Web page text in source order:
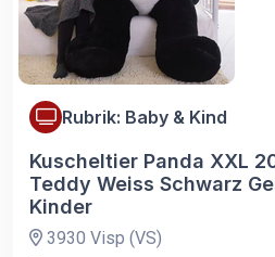
Rubrik: Baby & Kind
Kuscheltier Panda XXL
Teddy Weiss Schwarz
Kinder
3930 Visp (VS)